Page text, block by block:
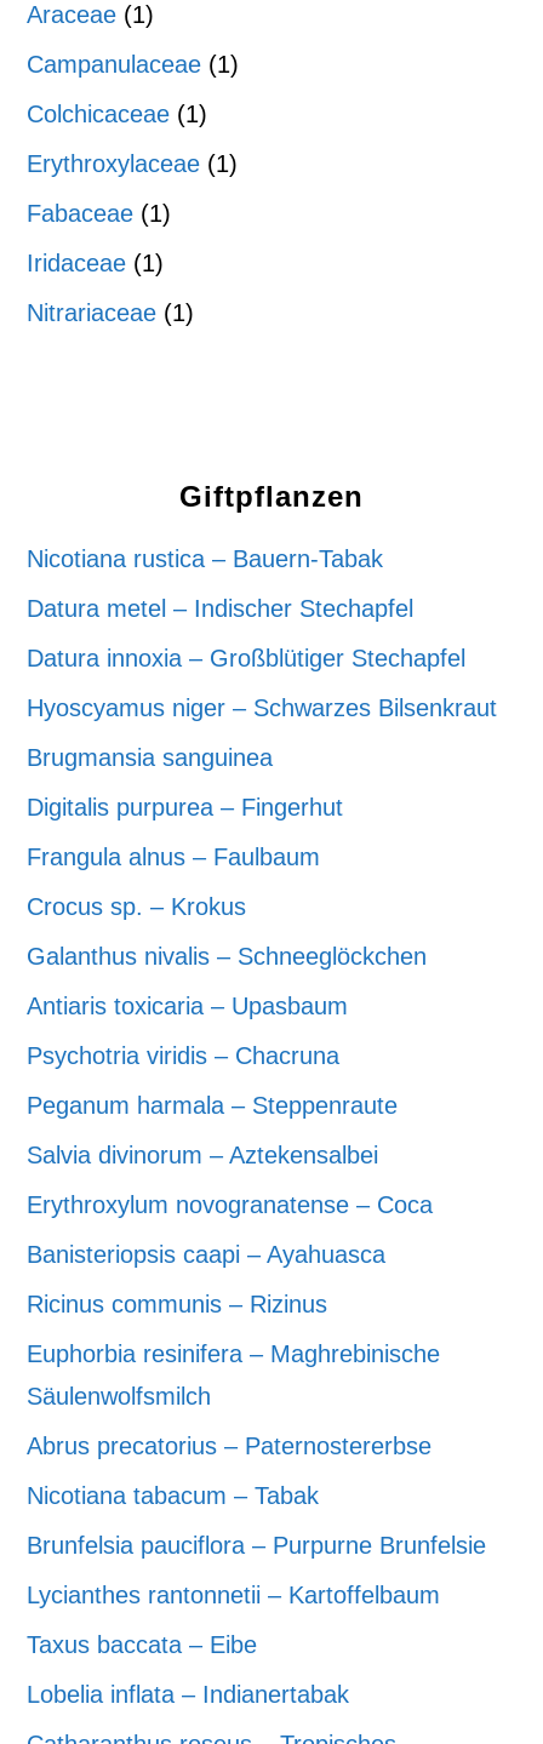
Araceae (1)
Campanulaceae (1)
Colchicaceae (1)
Erythroxylaceae (1)
Fabaceae (1)
Iridaceae (1)
Nitrariaceae (1)
Giftpflanzen
Nicotiana rustica – Bauern-Tabak
Datura metel – Indischer Stechapfel
Datura innoxia – Großblütiger Stechapfel
Hyoscyamus niger – Schwarzes Bilsenkraut
Brugmansia sanguinea
Digitalis purpurea – Fingerhut
Frangula alnus – Faulbaum
Crocus sp. – Krokus
Galanthus nivalis – Schneeglöckchen
Antiaris toxicaria – Upasbaum
Psychotria viridis – Chacruna
Peganum harmala – Steppenraute
Salvia divinorum – Aztekensalbei
Erythroxylum novogranatense – Coca
Banisteriopsis caapi – Ayahuasca
Ricinus communis – Rizinus
Euphorbia resinifera – Maghrebinische
Säulenwolfsmilch
Abrus precatorius – Paternostererbse
Nicotiana tabacum – Tabak
Brunfelsia pauciflora – Purpurne Brunfelsie
Lycianthes rantonnetii – Kartoffelbaum
Taxus baccata – Eibe
Lobelia inflata – Indianertabak